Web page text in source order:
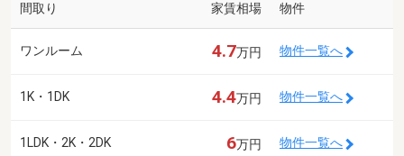
間取り 家賃相場 物件
ワンルーム 4.7万円 物件一覧へ
1K・1DK 4.4万円 物件一覧へ
1LDK・2K・2DK 6万円 物件一覧へ